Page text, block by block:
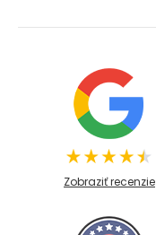
Zobraziť recenzie